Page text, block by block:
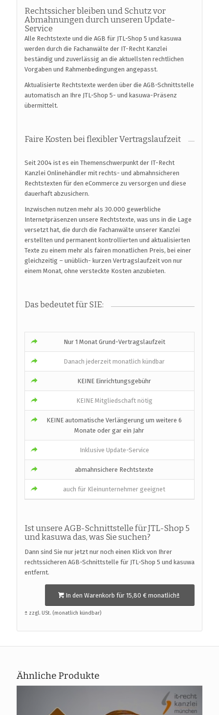
Rechtssicher bleiben und Schutz vor
Abmahnungen durch unseren Update-
Service
Alle Rechtstexte und die AGB für JTL-Shop 5 und kasuwa
werden durch die Fachanwälte der IT-Recht Kanzlei
beständig und zuverlässig an die aktuellsten rechtlichen
Vorgaben und Rahmenbedingungen angepasst.
Aktualisierte Rechtstexte werden über die AGB-Schnittstelle
automatisch an Ihre JTL-Shop 5- und kasuwa-Präsenz
übermittelt.
Faire Kosten bei flexibler Vertragslaufzeit
Seit 2004 ist es ein Themenschwerpunkt der IT-Recht
Kanzlei Onlinehändler mit rechts- und abmahnsicheren
Rechtstexten für den eCommerce zu versorgen und diese
dauerhaft abzusichern.
Inzwischen nutzen mehr als 30.000 gewerbliche
Internetpräsenzen unsere Rechtstexte, was uns in die Lage
versetzt hat, die durch die Fachanwälte unserer Kanzlei
erstellten und permanent kontrollierten und aktualisierten
Texte zu einem mehr als fairen monatlichen Preis, bei einer
gleichzeitig – unüblich- kurzen Vertragslaufzeit von nur
einem Monat, ohne versteckte Kosten anzubieten.
Das bedeutet für SIE:
Nur 1 Monat Grund-Vertragslaufzeit
Danach jederzeit monatlich kündbar
KEINE Einrichtungsgebühr
KEINE Mitgliedschaft nötig
KEINE automatische Verlängerung um weitere 6
Monate oder gar ein Jahr
Inklusive Update-Service
abmahnsichere Rechtstexte
auch für Kleinunternehmer geeignet
Ist unsere AGB-Schnittstelle für JTL-Shop 5
und kasuwa das, was Sie suchen?
Dann sind Sie nur jetzt nur noch einen Klick von Ihrer
rechtssicheren AGB-Schnittstelle für JTL-Shop 5 und kasuwa
entfernt.
In den Warenkorb für 15,80 € monatlichª
ª zzgl. USt. (monatlich kündbar)
Ähnliche Produkte